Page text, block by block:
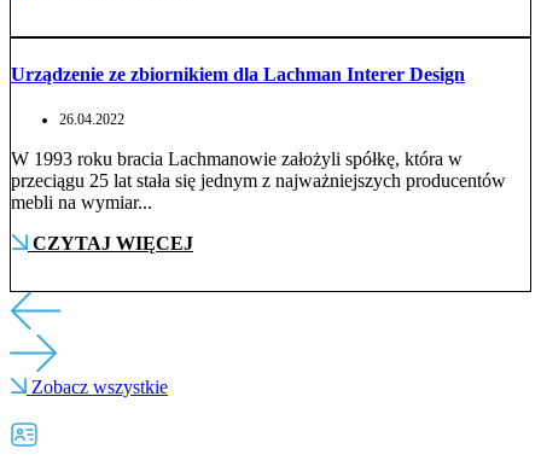
Urządzenie ze zbiornikiem dla Lachman Interer Design
26.04.2022
W 1993 roku bracia Lachmanowie założyli spółkę, która w
przeciągu 25 lat stała się jednym z najważniejszych producentów
mebli na wymiar...
CZYTAJ WIĘCEJ
Zobacz wszystkie